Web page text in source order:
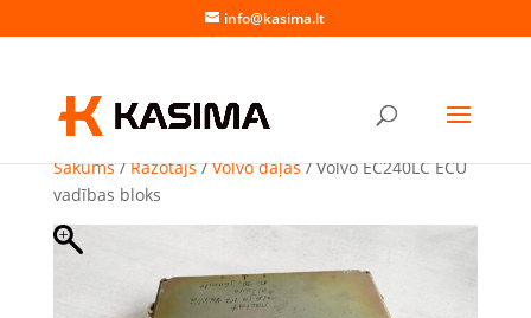
info@kasima.lt
Sākums/Ražotājs/Volvo daļas/ Volvo EC240LC ECU
vadības bloks